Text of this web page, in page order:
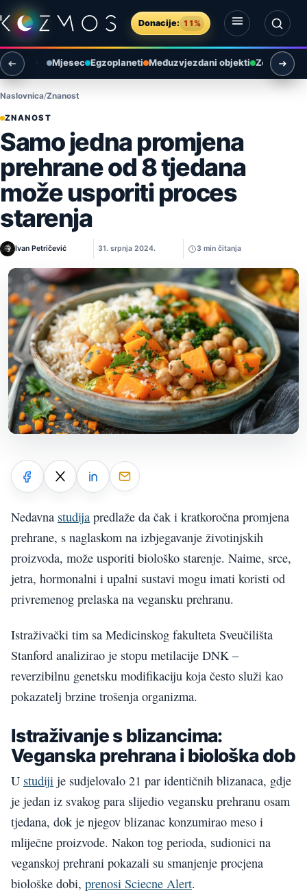
Preskoči na sadržaj
Donacije: 11%
Otvori izbornik
Otvori pretragu
Mjesec Egzoplaneti Međuzvjezdani objekti Zemlja i
Naslovnica Znanost
ZNANOST
Samo jedna promjena
prehrane od 8 tjedana
može usporiti proces
starenja
Ivan Petričević 31. srpnja 2024. 3 min čitanja
Nedavna studija predlaže da čak i kratkoročna promjena
prehrane, s naglaskom na izbjegavanje životinjskih
proizvoda, može usporiti biološko starenje. Naime, srce,
jetra, hormonalni i upalni sustavi mogu imati koristi od
privremenog prelaska na vegansku prehranu.
Istraživački tim sa Medicinskog fakulteta Sveučilišta
Stanford analizirao je stopu metilacije DNK –
reverzibilnu genetsku modifikaciju koja često služi kao
pokazatelj brzine trošenja organizma.
Istraživanje s blizancima:
Veganska prehrana i biološka dob
U studiji je sudjelovalo 21 par identičnih blizanaca, gdje
je jedan iz svakog para slijedio vegansku prehranu osam
tjedana, dok je njegov blizanac konzumirao meso i
mliječne proizvode. Nakon tog perioda, sudionici na
veganskoj prehrani pokazali su smanjenje procjena
biološke dobi, prenosi Sciecne Alert.